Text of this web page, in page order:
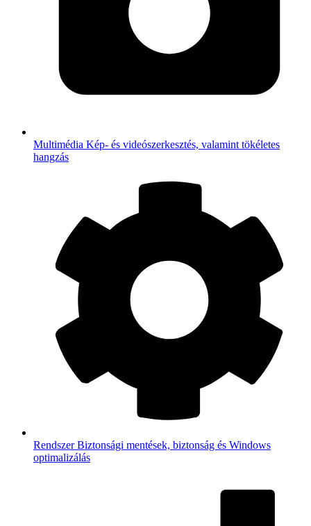
Multimédia Kép- és videószerkesztés, valamint tökéletes
hangzás
RendszerBiztonsági mentések, biztonság és Windows
optimalizálás